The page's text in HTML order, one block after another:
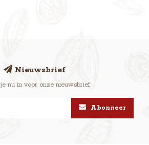
Nieuwsbrief
nu in voor onze nieuwsbrief
Abonneer